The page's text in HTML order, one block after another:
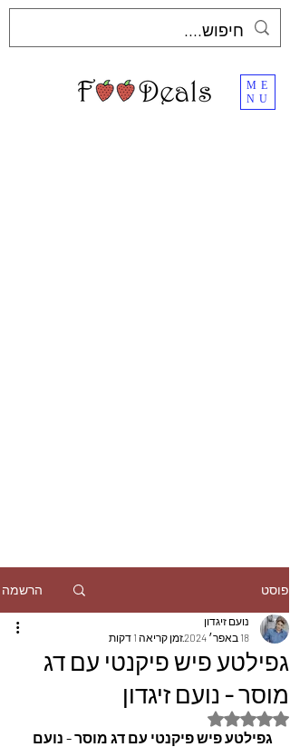
ME
NU
פוסט הרשמה
גפילטע פיש פיקנטי עם דג
מוסר - נועם זיגדון
נועם זיגדון
18 באפר׳ 2024
זמן קריאה 1 דקות
דירוג של NaN מתוך 5 כוכבים
גפילטע פיש פיקנטי עם דג מוסר - נועם